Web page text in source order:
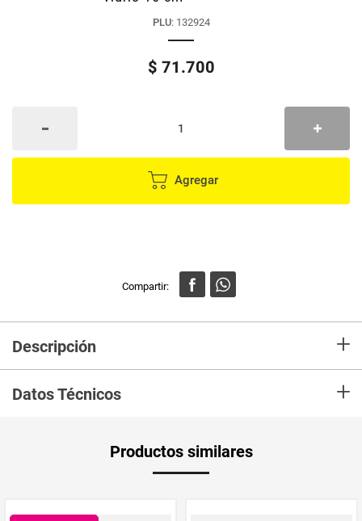
PLU: 132924
$ 71.700
Agregar
Descripción +
hace parte de la línea Hard Titanium, diseñada para ofrecer una
experiencia culinaria sin igual. Con el nuevo antiadherente Titanium 7X,
Datos Técnicos +
Productos similares